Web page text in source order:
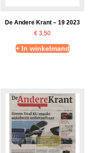
De Andere Krant – 19 2023
€ 3,50
+ In winkelmand